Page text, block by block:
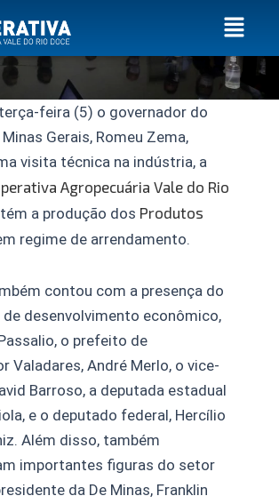
Menu
feira (5) o governador do
Gerais, Romeu Zema,
visita técnica na indústria, a
Agropecuária Vale do Rio
a produção dos Produtos
regime de arrendamento.
contou com a presença do
desenvolvimento econômico,
o prefeito de
Valadares, André Merlo, o vice-
Barroso, a deputada estadual
e o deputado federal, Hercílio
Além disso, também
importantes figuras do setor
da De Minas, Franklin